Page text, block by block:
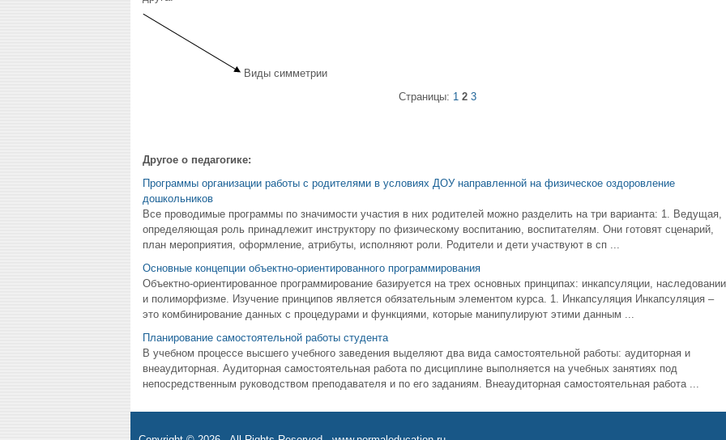
Виды симметрии
Страницы: 1 2 3
Другое о педагогике:
Программы организации работы с родителями в условиях ДОУ направленной на физическое оздоровление
дошкольников
Все проводимые программы по значимости участия в них родителей можно разделить на три варианта: 1. Ведущая,
определяющая роль принадлежит инструктору по физическому воспитанию, воспитателям. Они готовят сценарий,
план мероприятия, оформление, атрибуты, исполняют роли. Родители и дети участвуют в сп ...
Основные концепции объектно-ориентированного программирования
Объектно-ориентированное программирование базируется на трех основных принципах: инкапсуляции, наследовании
и полиморфизме. Изучение принципов является обязательным элементом курса. 1. Инкапсуляция Инкапсуляция –
это комбинирование данных с процедурами и функциями, которые манипулируют этими данным ...
Планирование самостоятельной работы студента
В учебном процессе высшего учебного заведения выделяют два вида самостоятельной работы: аудиторная и
внеаудиторная. Аудиторная самостоятельная работа по дисциплине выполняется на учебных занятиях под
непосредственным руководством преподавателя и по его заданиям. Внеаудиторная самостоятельная работа ...